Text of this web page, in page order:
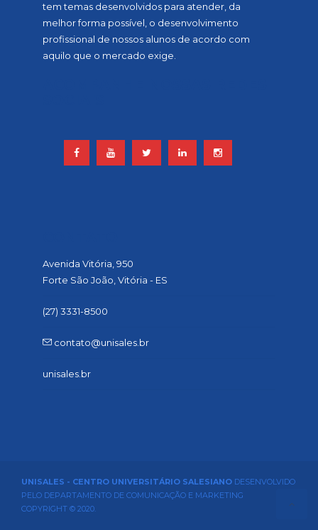
tem temas desenvolvidos para atender, da
melhor forma possível, o desenvolvimento
profissional de nossos alunos de acordo com
aquilo que o mercado exige.
Avenida Vitória, 950
Forte São João, Vitória - ES
(27) 3331-8500
contato@unisales.br
unisales.br
UNISALES - CENTRO UNIVERSITÁRIO SALESIANO DESENVOLVIDO
PELO DEPARTAMENTO DE COMUNICAÇÃO E MARKETING
COPYRIGHT © 2020.